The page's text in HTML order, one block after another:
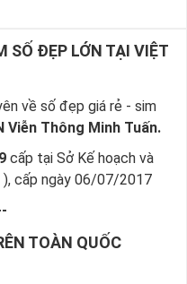
SỐ ĐẸP LỚN TẠI VIỆT
về số đẹp giá rẻ - sim
Viễn Thông Minh Tuấn.
cấp tại Sở Kế hoạch và
cấp ngày 06/07/2017
TOÀN QUỐC